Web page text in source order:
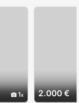
1 2.000 €